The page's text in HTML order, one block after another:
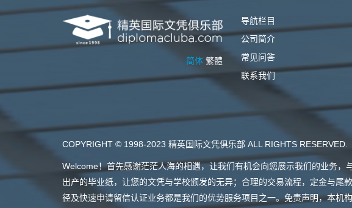
简体 繁體
导航栏目
公司简介
常见问答
联系我们
COPYRIGHT © 1998-2023 精英国际文凭俱乐部 ALL RIGHTS RESERVED.
Welcome！首先感谢茫茫人海的相遇，让我们有机会向您展示我们的业务
出产的毕业纸，让您的文凭与学校颁发的无异；合理的交易流程，定金与
径及快速申请留信认证业务都是我们的优势服务项目之一。免责声明，本